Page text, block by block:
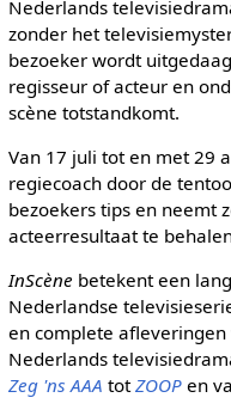
Nederlands
zonder het
bezoeker wordt
regisseur of acteur en
scène totstandkomt.
Van 17 juli tot en met 29
regiecoach door de
bezoekers tips en neemt
acteerresultaat te
InScène betekent een
Nederlandse
en complete
Nederlands
Zeg 'ns AAA totZOOPen